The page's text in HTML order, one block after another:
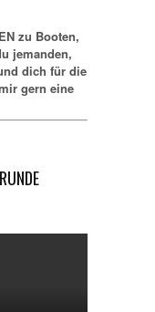
zu Booten,
jemanden,
dich für die
gern eine